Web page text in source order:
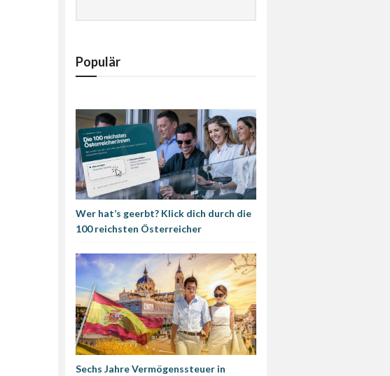
Populär
Wer hat’s geerbt? Klick dich durch die
100 reichsten Österreicher
Sechs Jahre Vermögenssteuer in